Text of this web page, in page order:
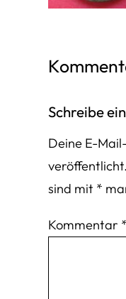
Schreibe
Deine E-
veröffentlicht.
sind mit *
Kommentar *